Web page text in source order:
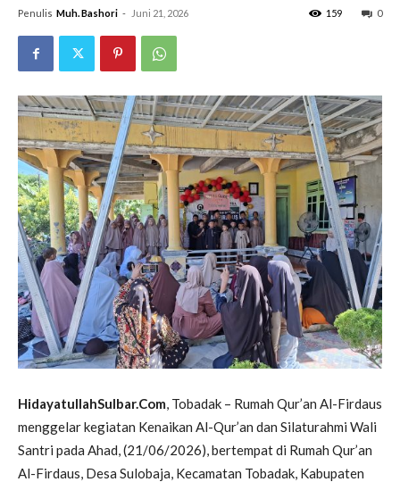
Penulis Muh. Bashori - Juni 21, 2026 0
159
HidayatullahSulbar.Com, Tobadak – Rumah Qur’an Al-Firdaus
menggelar kegiatan Kenaikan Al-Qur’an dan Silaturahmi Wali
Santri pada Ahad, (21/06/2026), bertempat di Rumah Qur’an
Al-Firdaus, Desa Sulobaja, Kecamatan Tobadak, Kabupaten